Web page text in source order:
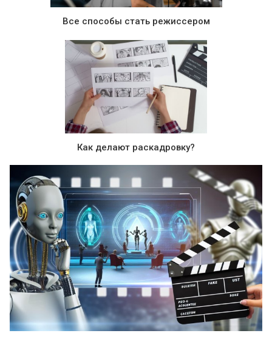
Все способы стать режиссером
Как делают раскадровку?